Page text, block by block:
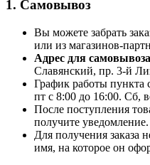
1. Самовывоз
Вы можете забрать
или из магазинов-
Адрес для
Славянский, пр. 3-й
График работы пункта
пт с 8:00 до 16:00. Сб,
После поступления
получите уведомление.
Для получения заказа
имя, на которое он